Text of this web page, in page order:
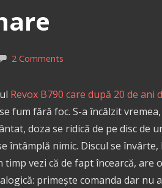
2 Comments
Revox B790 care după 20 de ani
fum fără foc. S-a încălzit
doza se ridică de pe disc de
întâmplă nimic. Discul se
timp vezi că de fapt încearcă,
primește comanda dar nu